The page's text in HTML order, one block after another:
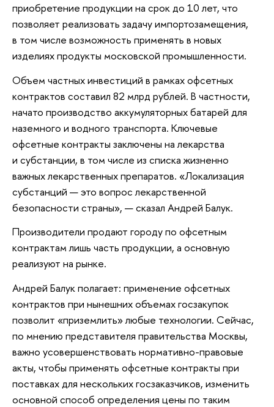
приобретение продукции на срок до 10 лет, что
позволяет реализовать задачу импортозамещения,
в том числе возможность применять в новых
изделиях продукты московской промышленности.
Объем частных инвестиций в рамках офсетных
контрактов составил 82 млрд рублей. В частности,
начато производство аккумуляторных батарей для
наземного и водного транспорта. Ключевые
офсетные контракты заключены на лекарства
и субстанции, в том числе из списка жизненно
важных лекарственных препаратов. «Локализация
субстанций — это вопрос лекарственной
безопасности страны», — сказал Андрей Балук.
Производители продают городу по офсетным
контрактам лишь часть продукции, а основную
реализуют на рынке.
Андрей Балук полагает: применение офсетных
контрактов при нынешних объемах госзакупок
позволит «приземлить» любые технологии. Сейчас,
по мнению представителя правительства Москвы,
важно усовершенствовать нормативно-правовые
акты, чтобы применять офсетные контракты при
поставках для нескольких госзаказчиков, изменить
основной способ определения цены по таким